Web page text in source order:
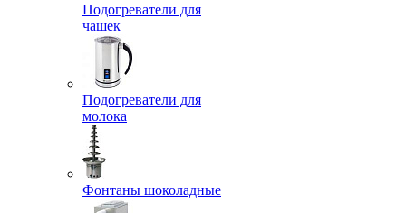
Подогреватели для
чашек
Подогреватели для
молока
Фонтаны шоколадные